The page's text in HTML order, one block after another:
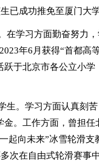
已成功推免至厦门大
在学习方面勤奋努力
2023年6 月获得“首都高
于北京市各公立小
生。学习方面认真刻苦
金。工作方面，曾担任
起向未来”冰雪轮滑
次在自由式轮滑赛事